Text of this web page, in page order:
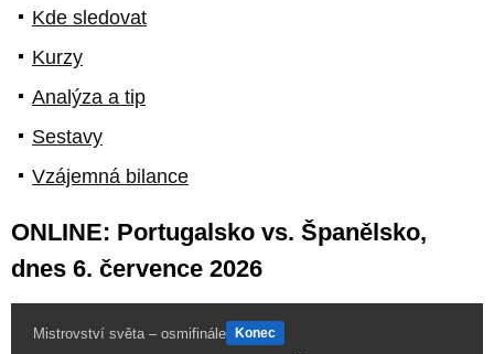
Kde sledovat
Kurzy
Analýza a tip
Sestavy
Vzájemná bilance
ONLINE: Portugalsko vs. Španělsko,
dnes 6. července 2026
Mistrovství světa – osmifinále Konec